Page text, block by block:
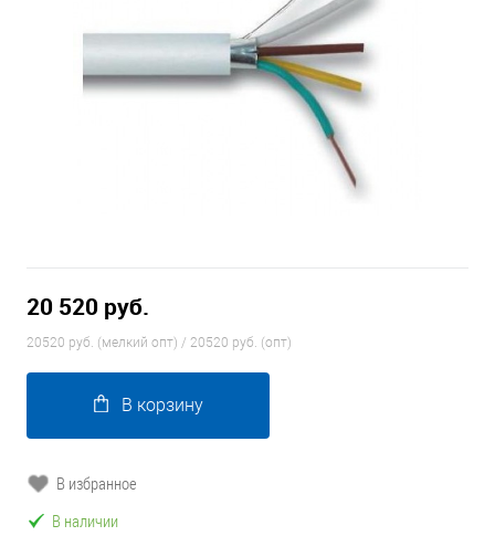
20 520 руб.
20520 руб. (мелкий опт) / 20520 руб. (опт)
В корзину
В избранное
В наличии